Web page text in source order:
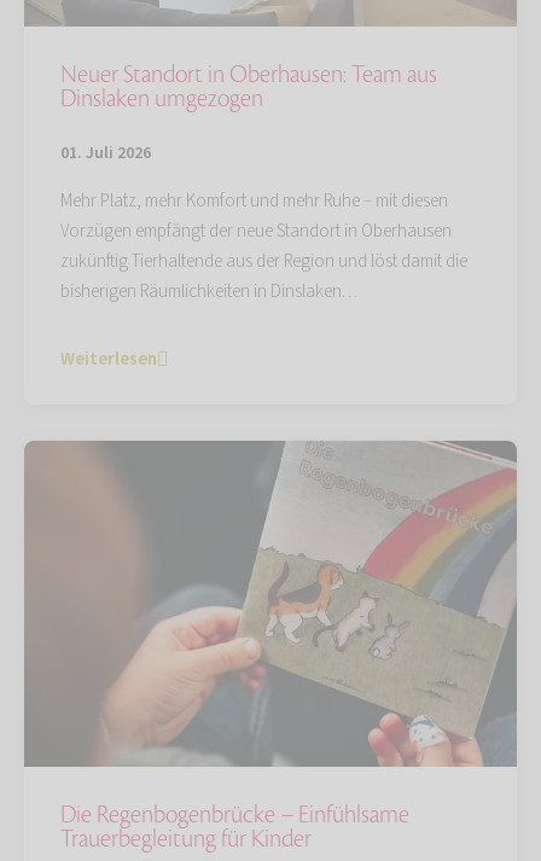
Neuer Standort in Oberhausen: Team aus
Dinslaken umgezogen
01. Juli 2026
Mehr Platz, mehr Komfort und mehr Ruhe – mit diesen
Vorzügen empfängt der neue Standort in Oberhausen
zukünftig Tierhaltende aus der Region und löst damit die
bisherigen Räumlichkeiten in Dinslaken…
Weiterlesen
Die Regenbogenbrücke – Einfühlsame
Trauerbegleitung für Kinder